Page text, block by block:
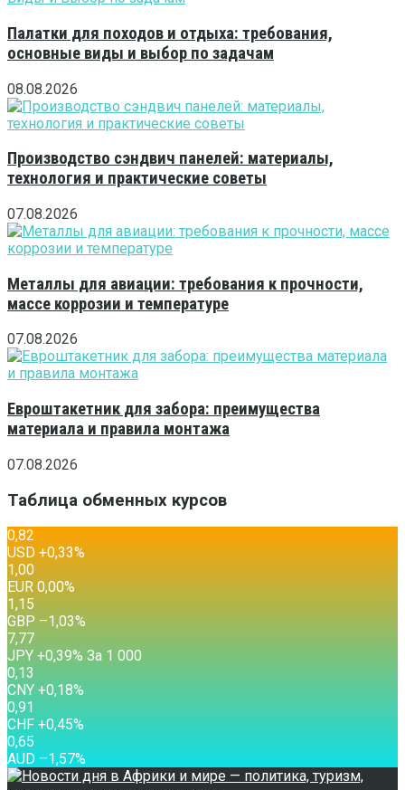
Палатки для походов и отдыха: требования,
основные виды и выбор по задачам
08.08.2026
Производство сэндвич панелей: материалы,
технология и практические советы
07.08.2026
Металлы для авиации: требования к прочности,
массе коррозии и температуре
07.08.2026
Евроштакетник для забора: преимущества
материала и правила монтажа
07.08.2026
Таблица обменных курсов
0,82
USD +0,33%
1,00
EUR 0,00%
1,15
GBP –1,03%
7,77
JPY +0,39% За 1 000
0,13
CNY +0,18%
0,91
CHF +0,45%
0,65
AUD –1,57%